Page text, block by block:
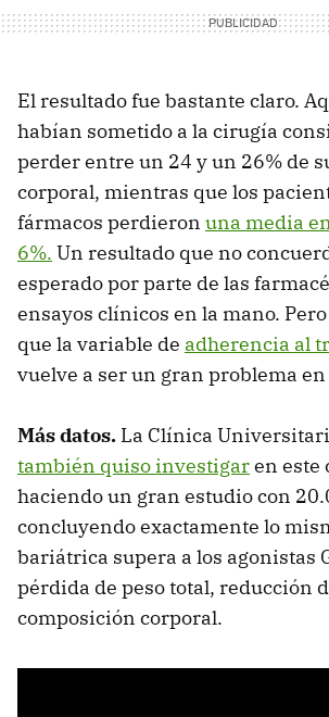
El resultado fue bastante claro.
habían sometido a la cirugía
perder entre un 24 y un 26% de
corporal, mientras que los
fármacos perdieron una media
6%. Un resultado que no
esperado por parte de las
ensayos clínicos en la mano.
que la variable de adherencia al
vuelve a ser un gran problema
Más datos. La Clínica
también quiso investigaren este
haciendo un gran estudio con
concluyendo exactamente lo
bariátrica supera a los agonistas
pérdida de peso total, reducción
composición corporal.